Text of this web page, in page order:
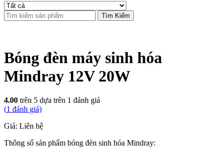
Tìm Kiếm
Bóng đèn máy sinh hóa
Mindray 12V 20W
4.00 trên 5 dựa trên 1 đánh giá
(1 đánh giá)
Giá: Liên hệ
Thông số sản phẩm bóng đèn sinh hóa Mindray: